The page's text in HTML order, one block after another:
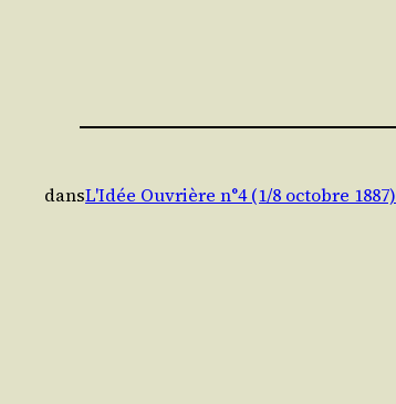
dansL'Idée Ouvrière n°4 (1/8 octobre 1887)